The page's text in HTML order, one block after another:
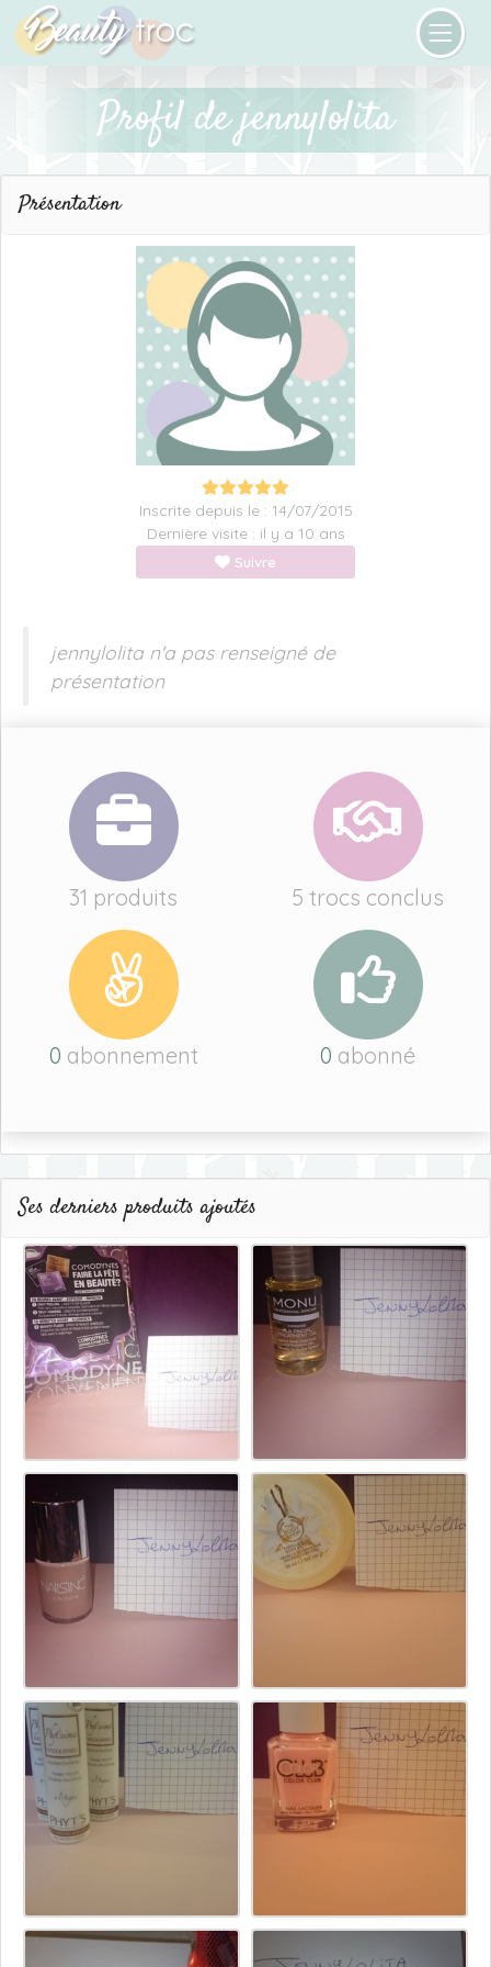
Profil de jennylolita
Présentation
Inscrite depuis le : 14/07/2015
Dernière visite : il y a 10 ans
Suivre
jennylolita n'a pas renseigné de
présentation
31 produits 5 trocs conclus
0 abonnement 0 abonné
Ses derniers produits ajoutés